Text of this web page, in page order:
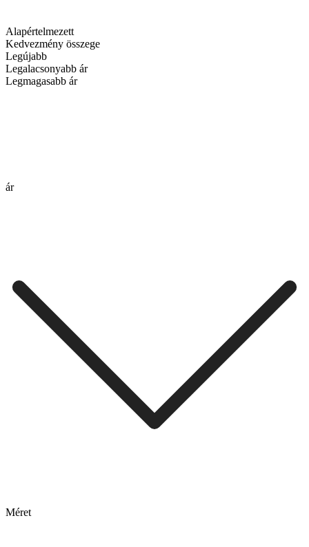
Alapértelmezett
Kedvezmény összege
Legújabb
Legalacsonyabb ár
Legmagasabb ár
ár
Méret